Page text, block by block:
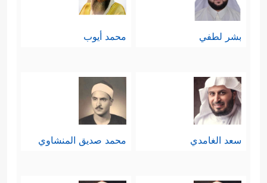
بشر لطفي محمد أيوب
سعد الغامدي محمد صديق المنشاوي